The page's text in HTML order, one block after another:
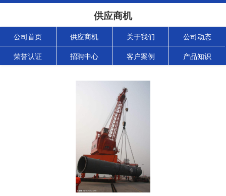
供应商机
公司首页 供应商机 关于我们 公司动态
荣誉认证 招聘中心 客户案例 产品知识